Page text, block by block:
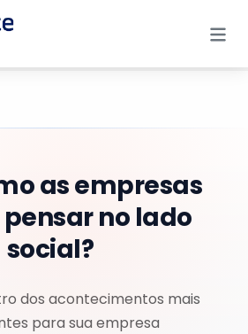
as empresas
no lado
social?
dos acontecimentos mais
para sua empresa